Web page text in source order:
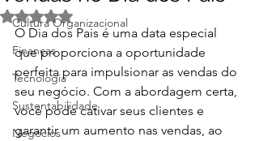
Cultura Organizacional
Finanças
Tecnologia
Sustentabilidade
Negócios
Avaliado com NaN de 5 estrelas.
O Dia dos Pais é uma data especial
que proporciona a oportunidade
perfeita para impulsionar as vendas do
seu negócio. Com a abordagem certa,
você pode cativar seus clientes e
garantir um aumento nas vendas, ao